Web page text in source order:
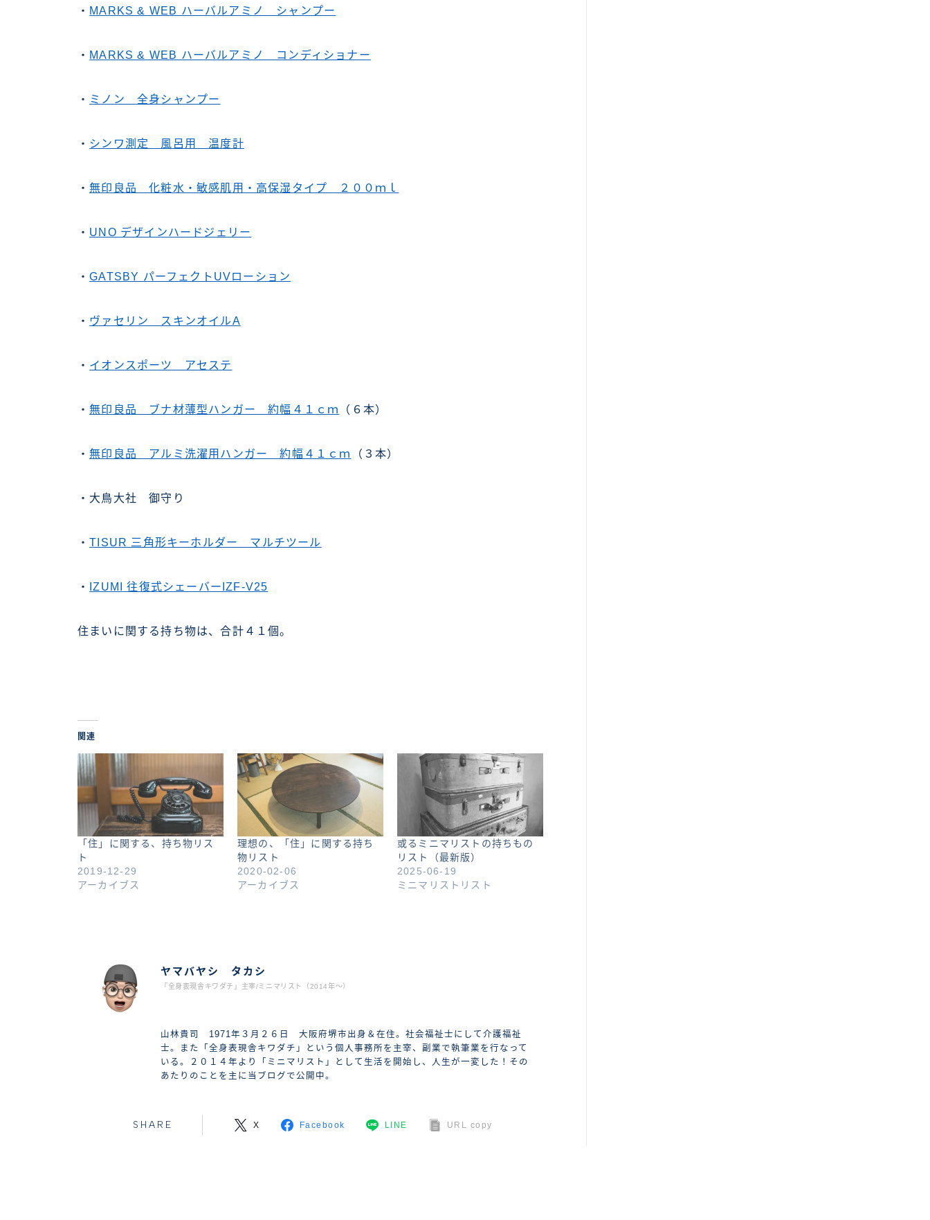
・ MARKS & WEB ハーバルアミノ シャンプー
・ MARKS & WEB ハーバルアミノ コンディショナー
・ ミノン 全身シャンプー
・ シンワ測定 風呂用 温度計
・無印良品 化粧水・敏感肌用・高保湿タイプ ２００ｍｌ
・ UNO デザインハードジェリー
・GATSBY パーフェクトUVローション
・ ヴァセリン スキンオイルA
・ イオンスポーツ アセステ
・無印良品 ブナ材薄型ハンガー 約幅４１ｃｍ （６本）
・無印良品 アルミ洗濯用ハンガー 約幅４１ｃｍ （３本）
・大鳥大社 御守り
・TISUR 三角形キーホルダー マルチツール
・ IZUMI 往復式シェーバーIZF-V25
住まいに関する持ち物は、合計４１個。
関連
「住」に関する、持ち物リス
ト
2019-12-29
アーカイブス
理想の、「住」に関する持ち
物リスト
2020-02-06
アーカイブス
或るミニマリストの持ちもの
リスト（最新版）
2025-06-19
ミニマリストリスト
ヤマバヤシ タカシ
「全身表現舎キワダチ」主宰/ミニマリスト（2014年〜）
山林貴司 1971年３月２６日 大阪府堺市出身＆在住。社会福祉士にして介護福祉
士。また「全身表現舎キワダチ」という個人事務所を主宰、副業で執筆業を行なって
いる。２０１４年より「ミニマリスト」として生活を開始し、人生が一変した！その
あたりのことを主に当ブログで公開中。
SHARE X Facebook LINE URL copy